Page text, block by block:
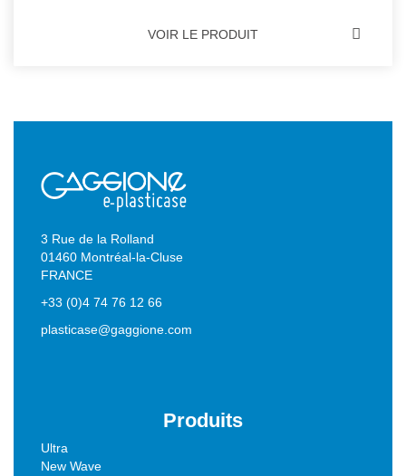
VOIR LE PRODUIT
3 Rue de la Rolland
01460 Montréal-la-Cluse
FRANCE
+33 (0)4 74 76 12 66
plasticase@gaggione.com
Produits
Ultra
New Wave